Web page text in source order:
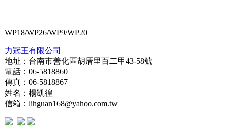
WP18/WP26/WP9/WP20
力冠王有限公司
地址：台南市善化區胡厝里百二甲43-58號
電話：06-5818860
傳真：06-5818867
姓名：楊凱徨
信箱： lihguan168@yahoo.com.tw